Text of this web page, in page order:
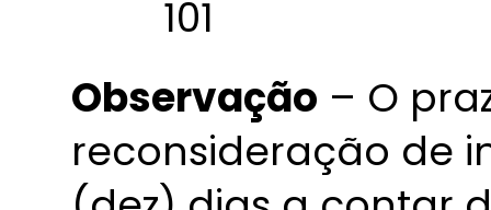
101
Observação – O
reconsideração de